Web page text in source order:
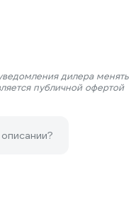
дилера
публичной офертой